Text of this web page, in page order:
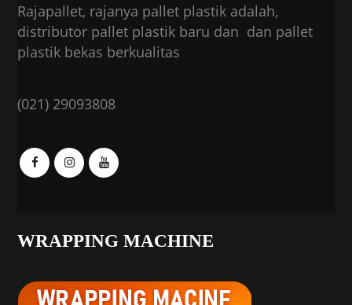
Rajapallet, rajanya pallet plastik adalah,
distributor pallet plastik baru dan dan pallet
plastik bekas berkualitas
(021) 29093808
WRAPPING MACHINE